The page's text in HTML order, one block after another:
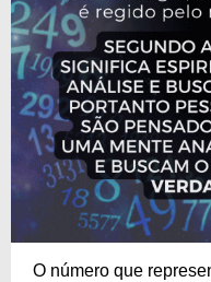
O número que